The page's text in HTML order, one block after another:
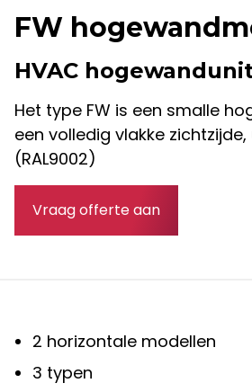
FW
HVAC
Het type FW is een smalle
een volledig vlakke
(RAL9002)
Vraag offerte aan
2 horizontale modellen
3 typen